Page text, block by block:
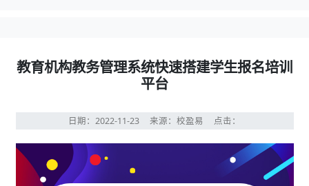
教育机构教务管理系统快速搭建学生报名培训
平台
日期：2022-11-23 来源：校盈易 点击：